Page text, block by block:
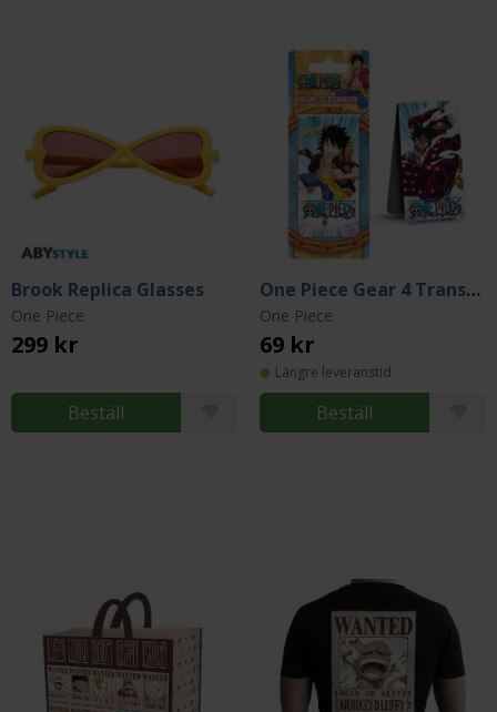
Brook Replica Glasses
One Piece
299 kr
Beställ
One Piece Gear 4 Transformation Magnetic Bookmark
One Piece
69 kr
Längre leveranstid
Beställ